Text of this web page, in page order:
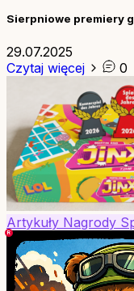
Sierpniowe premiery
29.07.2025
Czytaj więcej
0
Artykuły Nagrody